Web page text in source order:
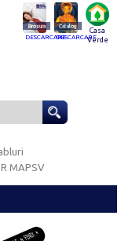
Brosura
DESCARCARE
Catalog
DESCARCARE
Casa
Verde
MAPSV